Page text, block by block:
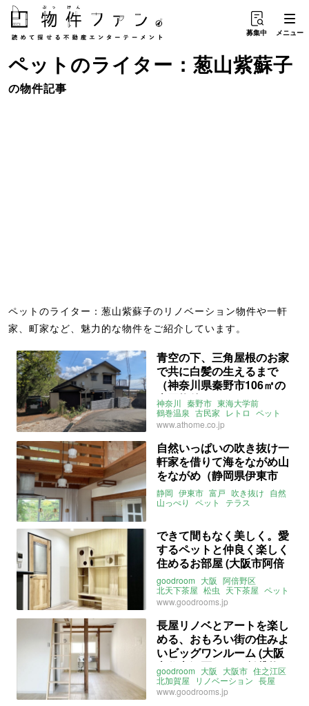
募集中 メニュー
ペットのライター：葱山紫蘇子
の物件記事
ペットのライター：葱山紫蘇子のリノベーション物件や一軒
家、町家など、魅力的な物件をご紹介しています。
青空の下、三角屋根のお家
で共に白髪の生えるまで
（神奈川県秦野市106㎡の
売買物件）
神奈川 秦野市 東海大学前
鶴巻温泉 古民家 レトロ ペット
リノベーション
ライター：葱山紫蘇子
www.athome.co.jp
自然いっぱいの吹き抜け一
軒家を借りて海をながめ山
をながめ（静岡県伊東市
104㎡の賃貸物件）
静岡 伊東市 富戸 吹き抜け 自然
山っぺり
ペット
テラス
できて間もなく美しく。愛
するペットと仲良く楽しく
住めるお部屋 (大阪市阿倍
野区35㎡の賃貸物件)
goodroom 大阪 阿倍野区
北天下茶屋 松虫 天下茶屋 ペット
ナチュラル ライター：葱山紫蘇子
賃貸
www.goodrooms.jp
長屋リノベとアートを楽し
める、おもろい街の住みよ
いビッグワンルーム (大阪
市住之江区29㎡の賃貸物
件)
goodroom 大阪 大阪市 住之江区
北加賀屋
リノベーション 長屋
ビッグワンルーム
ライター：葱山紫蘇子
www.goodrooms.jp